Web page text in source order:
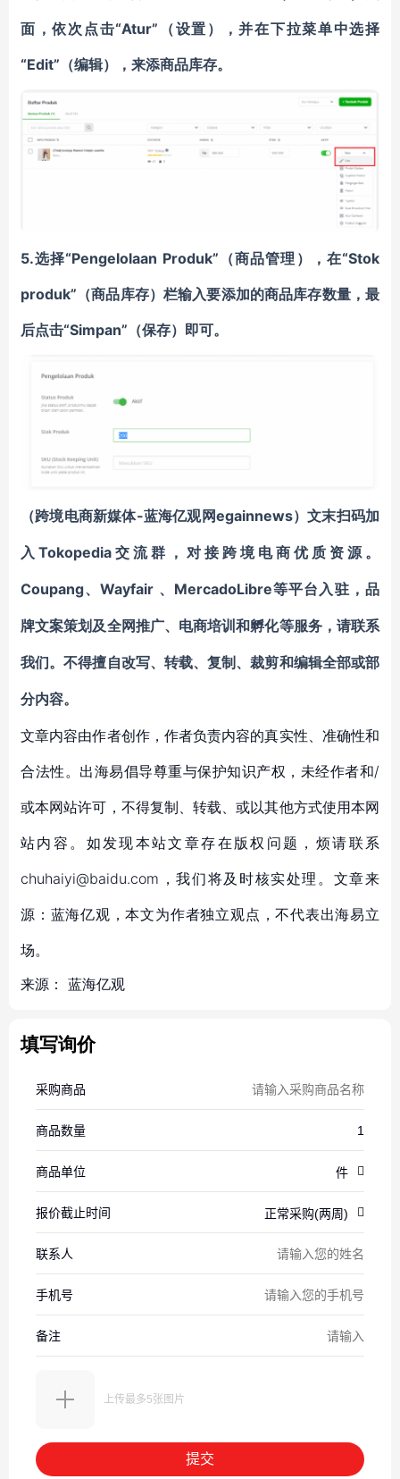
面，依次点击“Atur”（设置），并在下拉菜单中选择
“Edit”（编辑），来添商品库存。
5.选择“Pengelolaan Produk”（商品管理），在“Stok
produk”（商品库存）栏输入要添加的商品库存数量，最
后点击“Simpan”（保存）即可。
（跨境电商新媒体-蓝海亿观网egainnews）文末扫码加
入 Tokopedia 交流群 ，对接跨境电商优质资源。
Coupang、Wayfair 、 MercadoLibre等平台入驻 ，品
牌文案策划及全网推广、电商培训和孵化等服务，请联系
我们。不得擅自改写、转载、复制、裁剪和编辑全部或部
分内容。
文章内容由作者创作，作者负责内容的真实性、准确性和
合法性。出海易倡导尊重与保护知识产权，未经作者和/
或本网站许可，不得复制、转载、或以其他方式使用本网
站内容。如发现本站文章存在版权问题，烦请联系
chuhaiyi@baidu.com，我们将及时核实处理。文章来
源：蓝海亿观，本文为作者独立观点，不代表出海易立
场。
来源： 蓝海亿观
填写询价